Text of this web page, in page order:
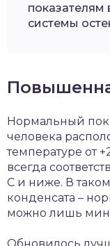
показателям
системы
Нормальный
человека
температуре от
всегда
С и ниже. В
конденсата –
можно лишь
Обновилось